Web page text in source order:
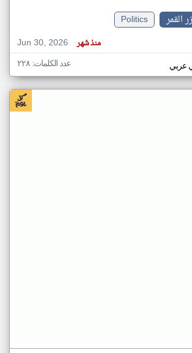
القمر
Politics
Jun 30, 2026
منذ شهر
عربي عدد الكلمات: ٢٢٨